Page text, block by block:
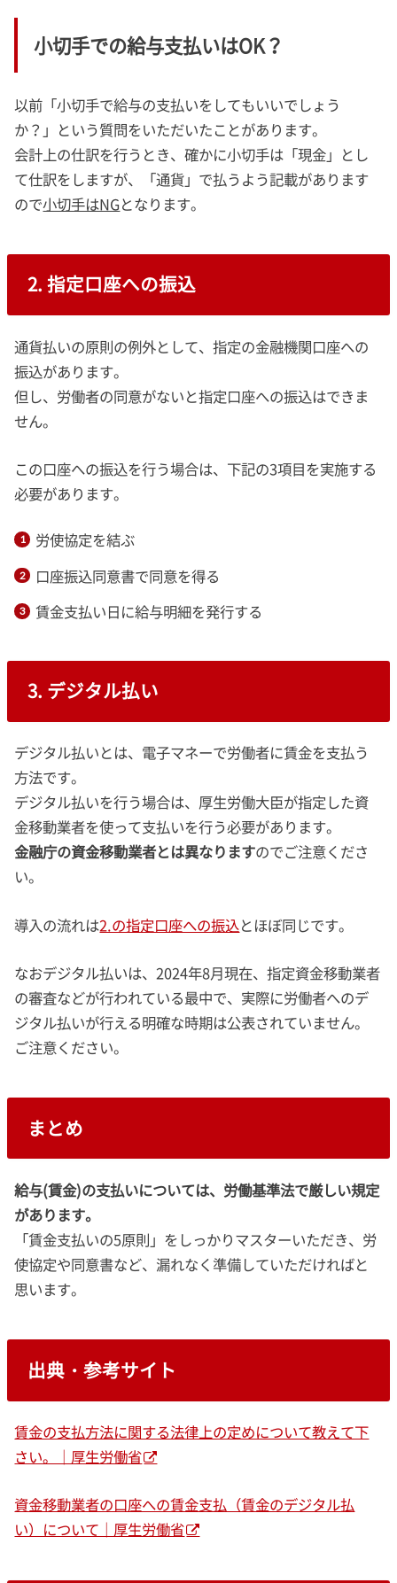
小切手での給与支払いはOK？
以前「小切手で給与の支払いをしてもいいでしょう
か？」という質問をいただいたことがあります。
会計上の仕訳を行うとき、確かに小切手は「現金」とし
て仕訳をしますが、「通貨」で払うよう記載があります
ので小切手はNGとなります。
2. 指定口座への振込
通貨払いの原則の例外として、指定の金融機関口座への
振込があります。
但し、労働者の同意がないと指定口座への振込はできま
せん。
この口座への振込を行う場合は、下記の3項目を実施する
必要があります。
労使協定を結ぶ
口座振込同意書で同意を得る
賃金支払い日に給与明細を発行する
3. デジタル払い
デジタル払いとは、電子マネーで労働者に賃金を支払う
方法です。
デジタル払いを行う場合は、厚生労働大臣が指定した資
金移動業者を使って支払いを行う必要があります。
金融庁の資金移動業者とは異なりますのでご注意くださ
い。
導入の流れは2.の指定口座への振込とほぼ同じです。
なおデジタル払いは、2024年8月現在、指定資金移動業者
の審査などが行われている最中で、実際に労働者へのデ
ジタル払いが行える明確な時期は公表されていません。
ご注意ください。
まとめ
給与(賃金)の支払いについては、労働基準法で厳しい規定
があります。
「賃金支払いの5原則」をしっかりマスターいただき、労
使協定や同意書など、漏れなく準備していただければと
思います。
出典・参考サイト
賃金の支払方法に関する法律上の定めについて教えて下
さい。｜厚生労働省
資金移動業者の口座への賃金支払（賃金のデジタル払
い）について｜厚生労働省